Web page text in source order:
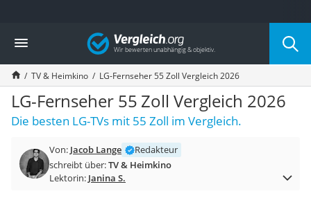
Die beliebtesten Vergleiche nach Kategorie
Elektronik
Powerstation
Monitor 32 Zoll 4K
Fernseher
Drucker
Desktop-PC
Diascanner
Laser-Multifunktionsdrucker
Vergleich
TV & Heimkino LG-Fernseher 55 Zoll Vergleich 2026
LG-Fernseher 55 Zoll Vergleich 2026
Die besten LG-TVs mit 55 Zoll im Vergleich.
Von: Jacob Lange
Redakteur
schreibt über:TV & Heimkino
Lektorin: Janina S.